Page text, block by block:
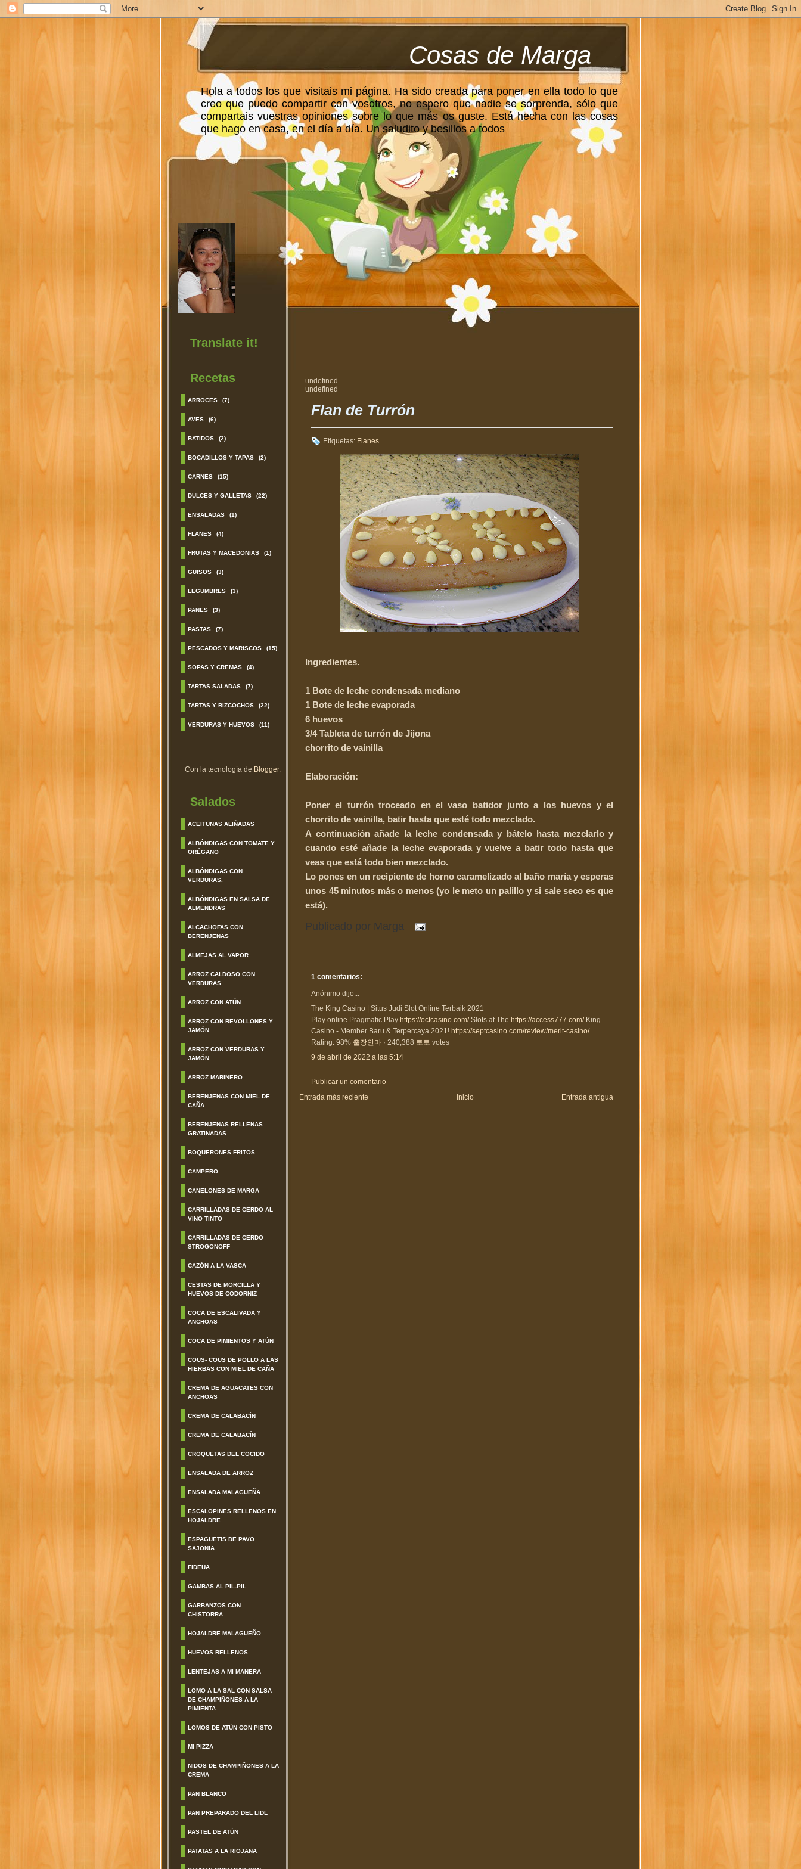
Cosas de Marga
Hola a todos los que visitais mi página. Ha sido creada para poner en ella todo lo que
creo que puedo compartir con vosotros, no espero que nadie se sorprenda, sólo que
compartais vuestras opiniones sobre lo que más os guste. Está hecha con las cosas
que hago en casa, en el día a día. Un saludito y besillos a todos
Translate it!
Recetas
ARROCES (7)
AVES (6)
BATIDOS (2)
BOCADILLOS Y TAPAS (2)
CARNES (15)
DULCES Y GALLETAS (22)
ENSALADAS (1)
FLANES (4)
FRUTAS Y MACEDONIAS (1)
GUISOS (3)
LEGUMBRES (3)
PANES (3)
PASTAS (7)
PESCADOS Y MARISCOS (15)
SOPAS Y CREMAS (4)
TARTAS SALADAS (7)
TARTAS Y BIZCOCHOS (22)
VERDURAS Y HUEVOS (11)
Con la tecnología de Blogger.
Salados
ACEITUNAS ALIÑADAS
ALBÓNDIGAS CON TOMATE Y
ORÉGANO
ALBÓNDIGAS CON
VERDURAS.
ALBÓNDIGAS EN SALSA DE
ALMENDRAS
ALCACHOFAS CON
BERENJENAS
ALMEJAS AL VAPOR
ARROZ CALDOSO CON
VERDURAS
ARROZ CON ATÚN
ARROZ CON REVOLLONES Y
JAMÓN
ARROZ CON VERDURAS Y
JAMÓN
ARROZ MARINERO
BERENJENAS CON MIEL DE
CAÑA
BERENJENAS RELLENAS
GRATINADAS
BOQUERONES FRITOS
CAMPERO
CANELONES DE MARGA
CARRILLADAS DE CERDO AL
VINO TINTO
CARRILLADAS DE CERDO
STROGONOFF
CAZÓN A LA VASCA
CESTAS DE MORCILLA Y
HUEVOS DE CODORNIZ
COCA DE ESCALIVADA Y
ANCHOAS
COCA DE PIMIENTOS Y ATÚN
COUS- COUS DE POLLO A LAS
HIERBAS CON MIEL DE CAÑA
CREMA DE AGUACATES CON
ANCHOAS
CREMA DE CALABACÍN
CREMA DE CALABACÍN
CROQUETAS DEL COCIDO
ENSALADA DE ARROZ
ENSALADA MALAGUEÑA
ESCALOPINES RELLENOS EN
HOJALDRE
ESPAGUETIS DE PAVO
SAJONIA
FIDEUA
GAMBAS AL PIL-PIL
GARBANZOS CON
CHISTORRA
HOJALDRE MALAGUEÑO
HUEVOS RELLENOS
LENTEJAS A MI MANERA
LOMO A LA SAL CON SALSA
DE CHAMPIÑONES A LA
PIMIENTA
LOMOS DE ATÚN CON PISTO
MI PIZZA
NIDOS DE CHAMPIÑONES A LA
CREMA
PAN BLANCO
PAN PREPARADO DEL LIDL
PASTEL DE ATÚN
PATATAS A LA RIOJANA
undefined
undefined
Flan de Turrón
Etiquetas: Flanes
Ingredientes.
1 Bote de leche condensada mediano
1 Bote de leche evaporada
6 huevos
3/4 Tableta de turrón de Jijona
chorrito de vainilla
Elaboración:
Poner el turrón troceado en el vaso batidor junto a los huevos y el
chorrito de vainilla, batir hasta que esté todo mezclado.
A continuación añade la leche condensada y bátelo hasta mezclarlo y
cuando esté añade la leche evaporada y vuelve a batir todo hasta que
veas que está todo bien mezclado.
Lo pones en un recipiente de horno caramelizado al baño maría y esperas
unos 45 minutos más o menos (yo le meto un palillo y si sale seco es que
está).
Publicado por Marga
1 comentarios:
Anónimo dijo...
The King Casino | Situs Judi Slot Online Terbaik 2021
Play online Pragmatic Play https://octcasino.com/Slots at The https://access777.com/King
Casino - Member Baru & Terpercaya 2021! https://septcasino.com/review/merit-casino/
Rating: 98% 출장안마 · ‎240,388 토토 votes
9 de abril de 2022 a las 5:14
Publicar un comentario
Entrada más reciente
Entrada antigua
Inicio